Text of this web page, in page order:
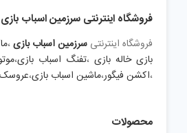
فروشگاه اینترنتی سرزمین اسباب بازی
فروشگاه اینترنتی سرزمین اسباب بازی،
بازی خاله بازی ،تفنگ اسباب بازی،
،اکشن فیگور،ماشین اسباب بازی،
محصولات